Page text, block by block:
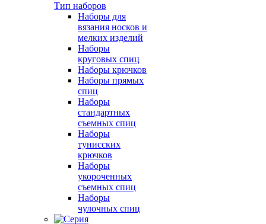
Тип наборов
Наборы для
вязания носков и
мелких изделий
Наборы
круговых спиц
Наборы крючков
Наборы прямых
спиц
Наборы
стандартных
съемных спиц
Наборы
тунисских
крючков
Наборы
укороченных
съемных спиц
Наборы
чулочных спиц